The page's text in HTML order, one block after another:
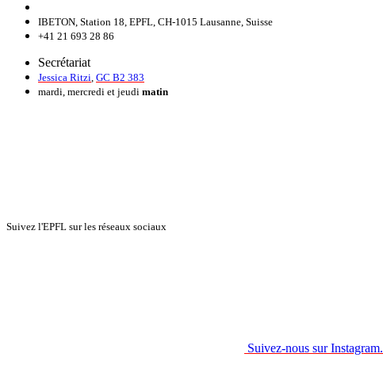
IBETON, Station 18, EPFL, CH-1015 Lausanne, Suisse
+41 21 693 28 86
Secrétariat
Jessica Ritzi GC B2 383
mardi, mercredi et jeudi matin
Suivez l'EPFL sur les réseaux sociaux
Suivez-nous sur Instagram.